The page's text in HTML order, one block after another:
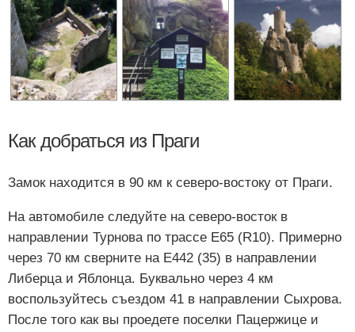
Как добраться из Праги
Замок находится в 90 км к северо-востоку от Праги.
На автомобиле следуйте на северо-восток в
направлении Турнова по трассе Е65 (R10). Примерно
через 70 км сверните на Е442 (35) в направлении
Либерца и Яблонца. Буквально через 4 км
воспользуйтесь съездом 41 в направлении Сыхрова.
После того как вы проедете поселки Пацержице и